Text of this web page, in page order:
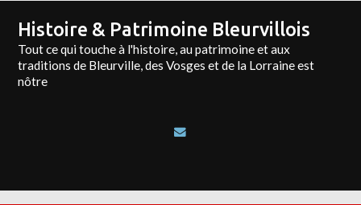
Histoire & Patrimoine Bleurvillois
Tout ce qui touche à l'histoire, au patrimoine et aux
traditions de Bleurville, des Vosges et de la Lorraine est
nôtre